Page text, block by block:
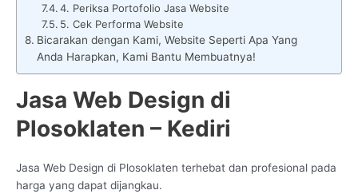
4. Periksa Portofolio Jasa Website
5. Cek Performa Website
Bicarakan dengan Kami, Website Seperti Apa Yang
Anda Harapkan, Kami Bantu Membuatnya!
Jasa Web Design di
Plosoklaten – Kediri
Jasa Web Design di Plosoklaten terhebat dan profesional pada
harga yang dapat dijangkau.